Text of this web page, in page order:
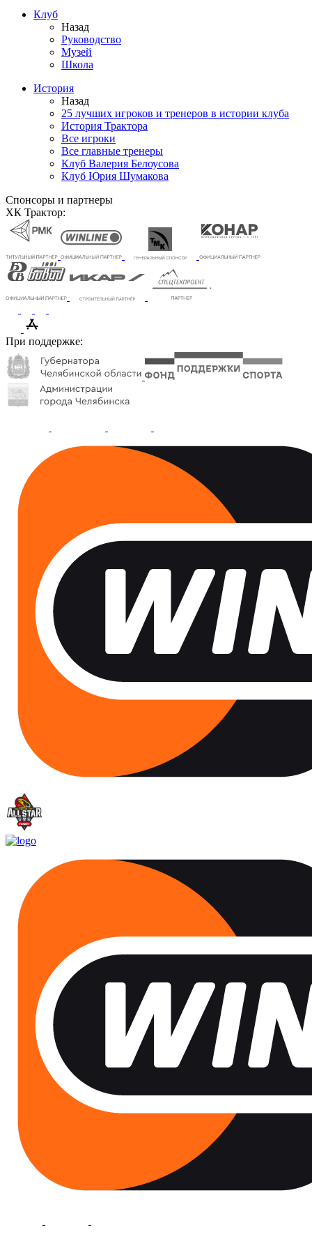
Клуб
Назад
Руководство
Музей
Школа
История
Назад
25 лучших игроков и тренеров в истории клуба
История Трактора
Все игроки
Все главные тренеры
Клуб Валерия Белоусова
Клуб Юрия Шумакова
Спонсоры и партнеры
ХК Трактор:
При поддержке: